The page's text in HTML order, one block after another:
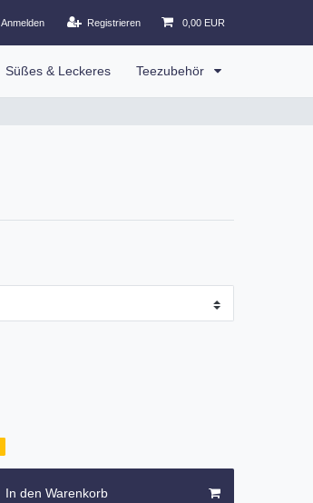
Anmelden Registrieren 0,00 EUR
Süßes & Leckeres Teezubehör
In den Warenkorb